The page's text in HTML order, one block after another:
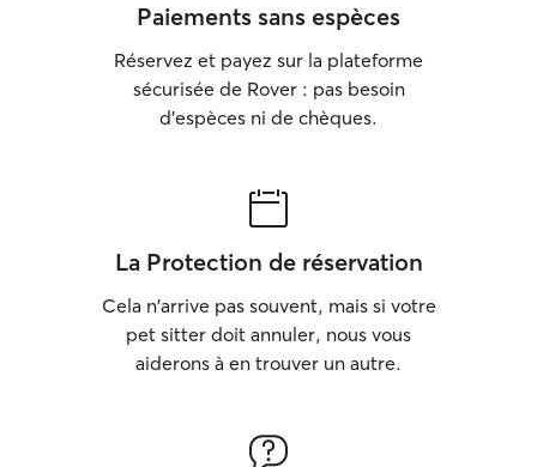
Paiements sans espèces
Réservez et payez sur la plateforme
sécurisée de Rover : pas besoin
d'espèces ni de chèques.
La Protection de réservation
Cela n'arrive pas souvent, mais si votre
pet sitter doit annuler, nous vous
aiderons à en trouver un autre.